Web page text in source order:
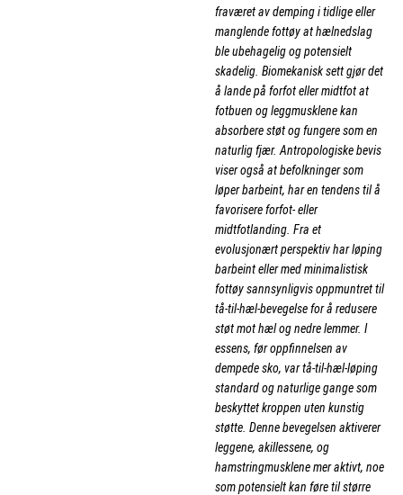
fraværet av demping i tidlige eller
manglende fottøy at hælnedslag
ble ubehagelig og potensielt
skadelig. Biomekanisk sett gjør det
å lande på forfot eller midtfot at
fotbuen og leggmusklene kan
absorbere støt og fungere som en
naturlig fjær. Antropologiske bevis
viser også at befolkninger som
løper barbeint, har en tendens til å
favorisere forfot- eller
midtfotlanding. Fra et
evolusjonært perspektiv har løping
barbeint eller med minimalistisk
fottøy sannsynligvis oppmuntret til
tå-til-hæl-bevegelse for å redusere
støt mot hæl og nedre lemmer. I
essens, før oppfinnelsen av
dempede sko, var tå-til-hæl-løping
standard og naturlige gange som
beskyttet kroppen uten kunstig
støtte. Denne bevegelsen aktiverer
leggene, akillessene, og
hamstringmusklene mer aktivt, noe
som potensielt kan føre til større